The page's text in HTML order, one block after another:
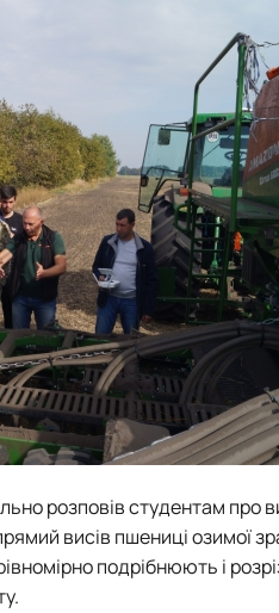
розповів студентам про
висів пшениці озимої
подрібнюють і